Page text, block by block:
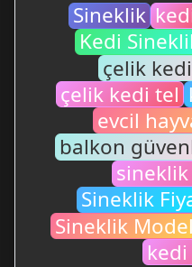
Sineklik
Kedi
çelik
çelik kedi tel
evcil
balkon
Sineklik
Sineklik
kedi